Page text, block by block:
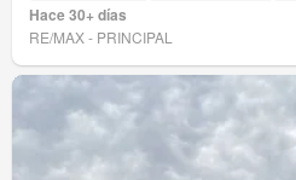
Hace 30+ días
RE/MAX - PRINCIPAL